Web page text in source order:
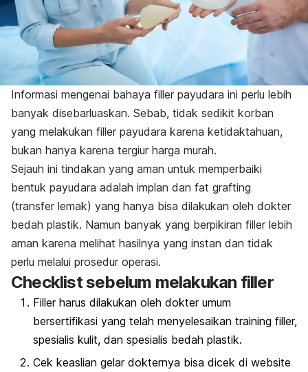
Informasi mengenai bahaya filler payudara ini perlu lebih
banyak disebarluaskan. Sebab, tidak sedikit korban
yang melakukan filler payudara karena ketidaktahuan,
bukan hanya karena tergiur harga murah.
Sejauh ini tindakan yang aman untuk memperbaiki
bentuk payudara adalah implan dan fat grafting
(transfer lemak) yang hanya bisa dilakukan oleh dokter
bedah plastik. Namun banyak yang berpikiran filler lebih
aman karena melihat hasilnya yang instan dan tidak
perlu melalui prosedur operasi.
Checklistsebelum melakukan filler
Filler harus dilakukan oleh dokter umum
bersertifikasi yang telah menyelesaikan training filler,
spesialis kulit, dan spesialis bedah plastik.
Cek keaslian gelar dokternya bisa dicek di website